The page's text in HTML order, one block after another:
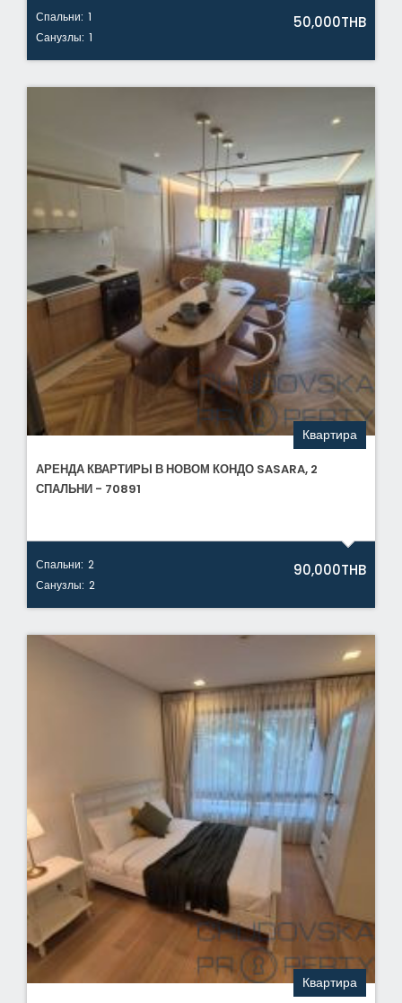
Спальни: 1
Санузлы: 1
50,000THB
Квартира
АРЕНДА КВАРТИРЫ В НОВОМ КОНДО SASARA, 2
СПАЛЬНИ - 70891
Спальни: 2
Санузлы: 2
90,000THB
Квартира